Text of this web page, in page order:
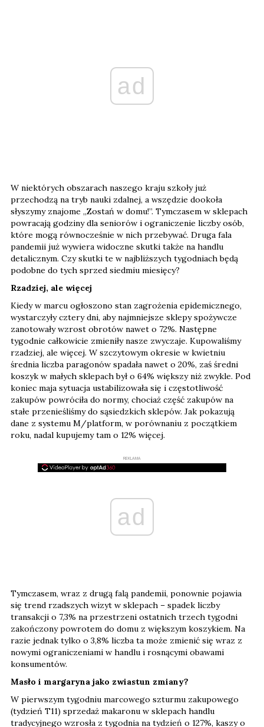
ad
W niektórych obszarach naszego kraju szkoły już
przechodzą na tryb nauki zdalnej, a wszędzie dookoła
słyszymy znajome „Zostań w domu!”. Tymczasem w sklepach
powracają godziny dla seniorów i ograniczenie liczby osób,
które mogą równocześnie w nich przebywać. Druga fala
pandemii już wywiera widoczne skutki także na handlu
detalicznym. Czy skutki te w najbliższych tygodniach będą
podobne do tych sprzed siedmiu miesięcy?
Rzadziej, ale więcej
Kiedy w marcu ogłoszono stan zagrożenia epidemicznego,
wystarczyły cztery dni, aby najmniejsze sklepy spożywcze
zanotowały wzrost obrotów nawet o 72%. Następne
tygodnie całkowicie zmieniły nasze zwyczaje. Kupowaliśmy
rzadziej, ale więcej. W szczytowym okresie w kwietniu
średnia liczba paragonów spadała nawet o 20%, zaś średni
koszyk w małych sklepach był o 64% większy niż zwykle. Pod
koniec maja sytuacja ustabilizowała się i częstotliwość
zakupów powróciła do normy, chociaż część zakupów na
stałe przenieśliśmy do sąsiedzkich sklepów. Jak pokazują
dane z systemu M/platform, w porównaniu z początkiem
roku, nadal kupujemy tam o 12% więcej.
REKLAMA
ad
Tymczasem, wraz z drugą falą pandemii, ponownie pojawia
się trend rzadszych wizyt w sklepach – spadek liczby
transakcji o 7,3% na przestrzeni ostatnich trzech tygodni
zakończony powrotem do domu z większym koszykiem. Na
razie jednak tylko o 3,8% liczba ta może zmienić się wraz z
nowymi ograniczeniami w handlu i rosnącymi obawami
konsumentów.
Masło i margaryna jako zwiastun zmiany?
W pierwszym tygodniu marcowego szturmu zakupowego
(tydzień T11) sprzedaż makaronu w sklepach handlu
tradycyjnego wzrosła z tygodnia na tydzień o 127%, kaszy o